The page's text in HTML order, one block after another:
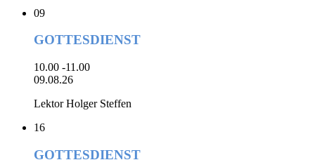
09
GOTTESDIENST
10.00 -11.00
09.08.26
Lektor Holger Steffen
16
GOTTESDIENST